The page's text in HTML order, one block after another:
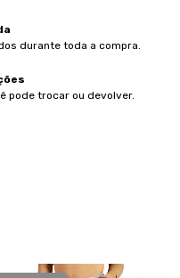
durante toda a compra.
pode trocar ou devolver.